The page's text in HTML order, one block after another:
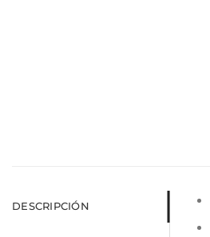
DESCRIPCIÓN